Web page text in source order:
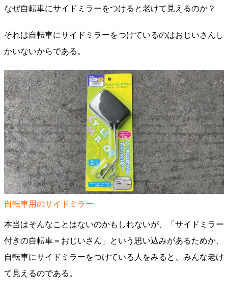
なぜ自転車にサイドミラーをつけると老けて見えるのか？
それは自転車にサイドミラーをつけているのはおじいさんし
かいないからである。
自転車用のサイドミラー
本当はそんなことはないのかもしれないが、「サイドミラー
付きの自転車＝おじいさん」という思い込みがあるためか、
自転車にサイドミラーをつけている人をみると、みんな老け
て見えるのである。